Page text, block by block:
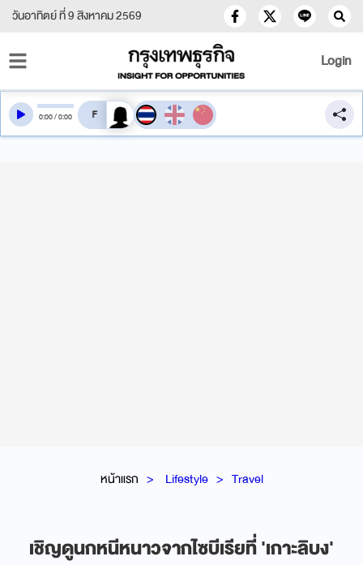
วันอาทิตย์ ที่ 9 สิงหาคม 2569
Login
หน้าแรก Lifestyle Travel
เชิญดูนกหนีหนาวจากไซบีเรียที่ 'เกาะลิบง'
0:00/0:00 สลับเสียงอ่าน